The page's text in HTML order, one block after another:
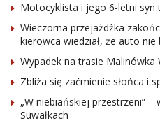
Motocyklista i jego 6-letni syn
Wieczorna przejażdżka
kierowca wiedział, że auto nie
Wypadek na trasie Malinówka
Zbliża się zaćmienie słońca i
„W niebiańskiej przestrzeni”
Suwałkach